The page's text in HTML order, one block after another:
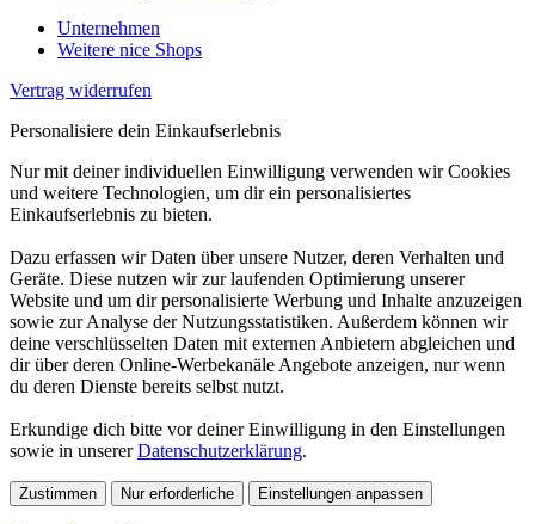
Unternehmen
Weitere nice Shops
Vertrag widerrufen
Personalisiere dein Einkaufserlebnis
Nur mit deiner individuellen Einwilligung verwenden wir Cookies
und weitere Technologien, um dir ein personalisiertes
Einkaufserlebnis zu bieten.
Dazu erfassen wir Daten über unsere Nutzer, deren Verhalten und
Geräte. Diese nutzen wir zur laufenden Optimierung unserer
Website und um dir personalisierte Werbung und Inhalte anzuzeigen
sowie zur Analyse der Nutzungsstatistiken. Außerdem können wir
deine verschlüsselten Daten mit externen Anbietern abgleichen und
dir über deren Online-Werbekanäle Angebote anzeigen, nur wenn
du deren Dienste bereits selbst nutzt.
Erkundige dich bitte vor deiner Einwilligung in den Einstellungen
sowie in unsererDatenschutzerklärung.
Zustimmen Nur erforderliche Einstellungen anpassen